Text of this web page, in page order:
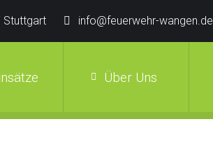
Stuttgart info@feuerwehr-wangen.de
Über Uns